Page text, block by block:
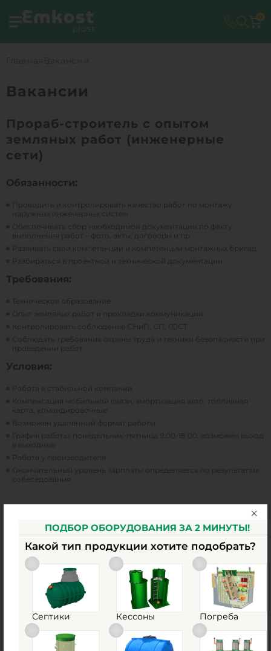
Вакансии
Прораб-строитель с опытом
земляных работ (инженерные
сети)
Обязанности:
Проводить и контролировать качество работ по монтажу
наружных инженерных систем
Обеспечивать сбор необходимой документации по факту
выполнения работ – фото, акты, договоры и пр.
Развивать свои компетенции и компетенции монтажных бригад
Разбираться в проектной и технической документации
Tребования:
Техническое образование
Опыт земляных работ и прокладки коммуникаций
Контролировать соблюдение СНиП, СП, ГОСТ
Соблюдать требования охраны труда и техники безопасности при
проведении работ
Условия:
Работа в стабильной компании
Компенсация мобильной связи, амортизация авто, топливная
карта, командировочные
Возможен удалённый формат работы
График работы: понедельник-пятница 9.00-18.00, возможен выход
в выходные
Работа у производителя
Окончательный уровень зарплаты определяется по результатам
собеседования
Отправьте резюме на электронную почту
zakaz@emkost-plast.ru
ПОДБОР ОБОРУДОВАНИЯ ЗА 2 МИНУТЫ!
Какой тип продукции хотите подобрать?
Септики Кессоны Погреба